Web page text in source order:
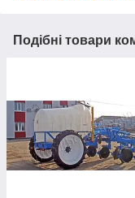
Подібні товари